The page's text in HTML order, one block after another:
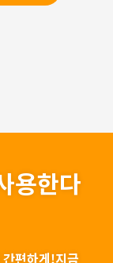
용한다
편하게!지금